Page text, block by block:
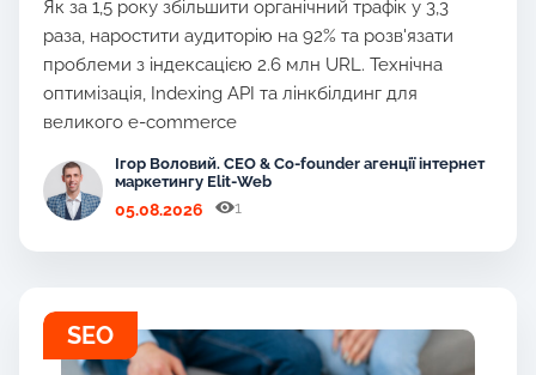
Як за 1,5 року збільшити органічний трафік у 3,3
раза, наростити аудиторію на 92% та розв'язати
проблеми з індексацією 2.6 млн URL. Технічна
оптимізація, Indexing API та лінкбілдинг для
великого e-commerce
Ігор Воловий. CEO & Co-founder агенції інтернет
маркетингу Elit-Web
05.08.2026 1
SEO